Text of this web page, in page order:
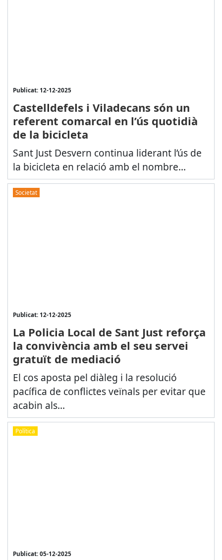
Publicat: 12-12-2025
Castelldefels i Viladecans són un
referent comarcal en l’ús quotidià
de la bicicleta
Sant Just Desvern continua liderant l’ús de
la bicicleta en relació amb el nombre...
Societat
Publicat: 12-12-2025
La Policia Local de Sant Just reforça
la convivència amb el seu servei
gratuït de mediació
El cos aposta pel diàleg i la resolució
pacífica de conflictes veïnals per evitar que
acabin als...
Política
Publicat: 05-12-2025